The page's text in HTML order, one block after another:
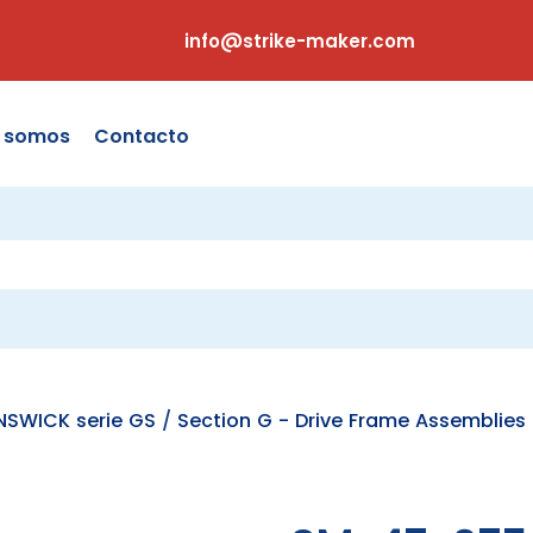
info@strike-maker.com
Contacto
serie GS / Section G - Drive Frame Assemblies